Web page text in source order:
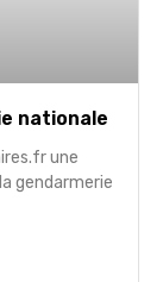
nationale
une
gendarmerie